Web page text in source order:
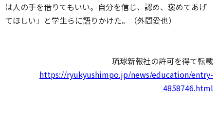
は人の手を借りてもいい。自分を信じ、認め、褒めてあげ
てほしい」と学生らに語りかけた。（外間愛也）
琉球新報社の許可を得て転載
https://ryukyushimpo.jp/news/education/entry-
4858746.html